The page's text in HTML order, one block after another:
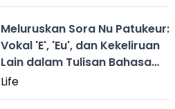
Meluruskan Sora Nu Patukeur:
Vokal 'E', 'Eu', dan Kekeliruan
Lain dalam Tulisan Bahasa
Sunda
Life